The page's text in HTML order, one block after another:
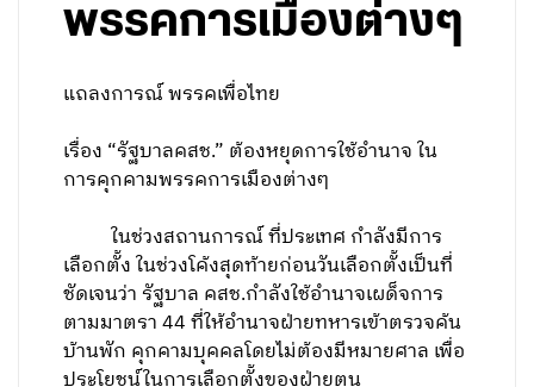
พรรคการเมืองต่างๆ
แถลงการณ์ พรรคเพื่อไทย
เรื่อง “รัฐบาลคสช.” ต้องหยุดการใช้อำนาจ ใน
การคุกคามพรรคการเมืองต่างๆ
ในช่วงสถานการณ์ ที่ประเทศ กำลังมีการ
เลือกตั้ง ในช่วงโค้งสุดท้ายก่อนวันเลือกตั้งเป็นที่
ชัดเจนว่า รัฐบาล คสช.กำลังใช้อำนาจเผด็จการ
ตามมาตรา 44 ที่ให้อำนาจฝ่ายทหารเข้าตรวจค้น
บ้านพัก คุกคามบุคคลโดยไม่ต้องมีหมายศาล เพื่อ
ประโยชน์ในการเลือกตั้งของฝ่ายตน